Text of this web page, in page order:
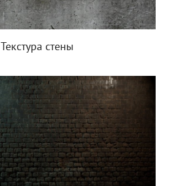
Текстура стены